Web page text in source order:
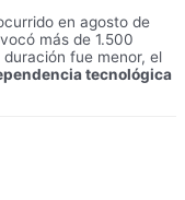
en agosto de
más de 1.500
fue menor, el
tecnológica